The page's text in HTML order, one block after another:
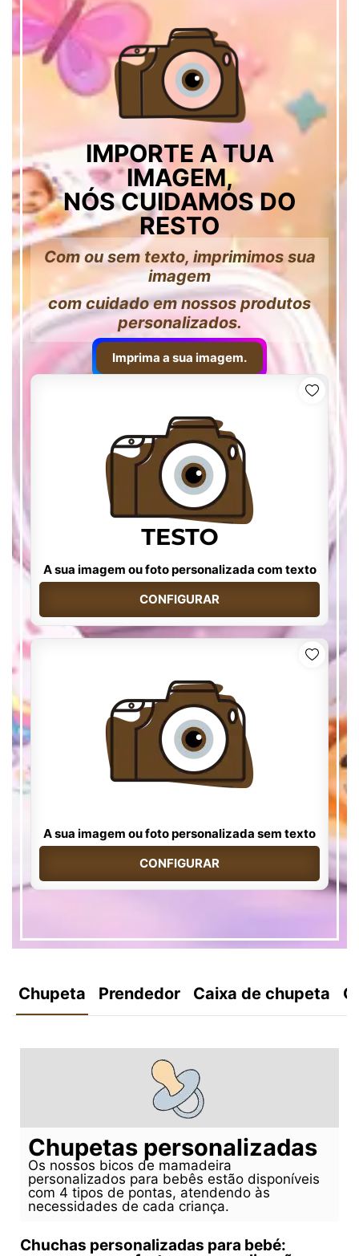
IMPORTE A TUA
IMAGEM,
NÓS CUIDAMOS DO
RESTO
Com ou sem texto, imprimimos sua
imagem
com cuidado em nossos produtos
personalizados.
Imprima a sua imagem.
A sua imagem ou foto personalizada com texto
CONFIGURAR
A sua imagem ou foto personalizada sem texto
CONFIGURAR
Chupeta Prendedor Caixa de chupeta
Chupetas personalizadas
Os nossos bicos de mamadeira
personalizados para bebês estão disponíveis
com 4 tipos de pontas, atendendo às
necessidades de cada criança.
Chuchas personalizadas para bebé: